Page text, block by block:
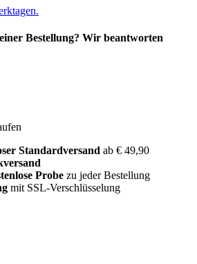
Bestellung? Wir beantworten
Standardversand ab € 49,90
Probe zu jeder Bestellung
mit SSL-Verschlüsselung